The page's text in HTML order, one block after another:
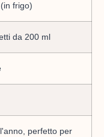
frigo)
da 200 ml
perfetto per